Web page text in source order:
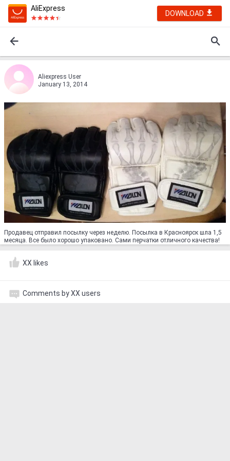
AliExpress
DOWNLOAD
Aliexpress User
January 13, 2014
Продавец отправил посылку через неделю. Посылка в Красноярск шла 1,5
месяца. Все было хорошо упаковано. Сами перчатки отличного качества!
XX likes
Comments by XX users